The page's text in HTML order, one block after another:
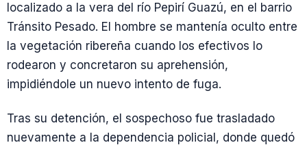
localizado a la vera del río Pepirí Guazú, en el barrio
Tránsito Pesado. El hombre se mantenía oculto entre
la vegetación ribereña cuando los efectivos lo
rodearon y concretaron su aprehensión,
impidiéndole un nuevo intento de fuga.
Tras su detención, el sospechoso fue trasladado
nuevamente a la dependencia policial, donde quedó